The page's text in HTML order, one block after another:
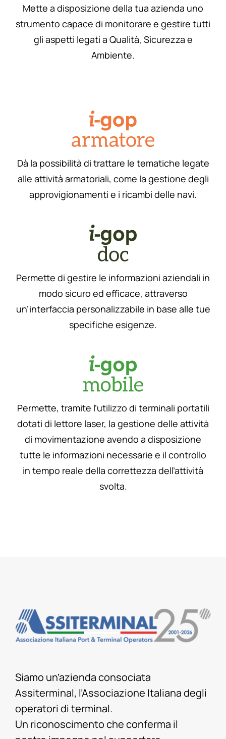
Mette a disposizione della tua azienda uno
strumento capace di monitorare e gestire tutti
gli aspetti legati a Qualità, Sicurezza e
Ambiente.
Dà la possibilità di trattare le tematiche legate
alle attività armatoriali, come la gestione degli
approvigionamenti e i ricambi delle navi.
Permette di gestire le informazioni aziendali in
modo sicuro ed efficace, attraverso
un’interfaccia personalizzabile in base alle tue
specifiche esigenze.
Permette, tramite l’utilizzo di terminali portatili
dotati di lettore laser, la gestione delle attività
di movimentazione avendo a disposizione
tutte le informazioni necessarie e il controllo
in tempo reale della correttezza dell’attività
svolta.
Siamo un’azienda consociata
Assiterminal, l’Associazione Italiana degli
operatori di terminal.
Un riconoscimento che conferma il